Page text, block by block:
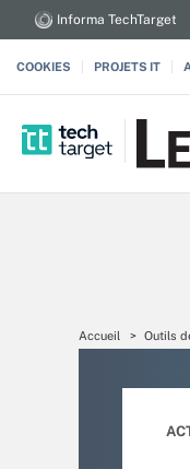
Informa TechTarget
COOKIES PROJETS IT
Accueil Outils